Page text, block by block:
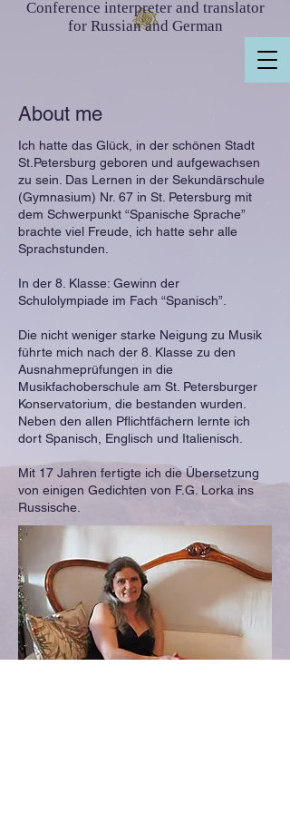
Conference interpreter and translator
for Russian and German
About me
Ich hatte das Glück, in der schönen Stadt
St.Petersburg geboren und aufgewachsen
zu sein. Das Lernen in der Sekundärschule
(Gymnasium) Nr. 67 in St. Petersburg mit
dem Schwerpunkt “Spanische Sprache”
brachte viel Freude, ich hatte sehr alle
Sprachstunden.
In der 8. Klasse: Gewinn der
Schulolympiade im Fach “Spanisch”.
Die nicht weniger starke Neigung zu Musik
führte mich nach der 8. Klasse zu den
Ausnahmeprüfungen in die
Musikfachoberschule am St. Petersburger
Konservatorium, die bestanden wurden.
Neben den allen Pflichtfächern lernte ich
dort Spanisch, Englisch und Italienisch.
Mit 17 Jahren fertigte ich die Übersetzung
von einigen Gedichten von F.G. Lorka ins
Russische.